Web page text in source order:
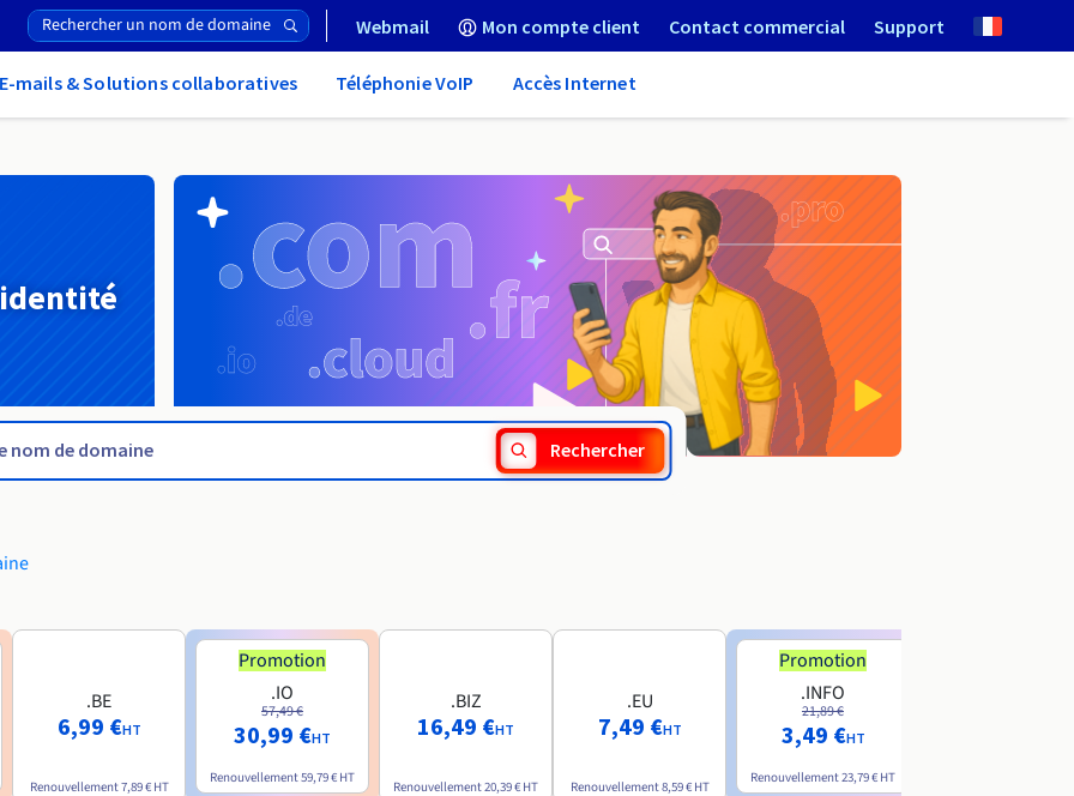
Webmail Mon compte client Contact commercial Support
E-mails & Solutions collaboratives Téléphonie VoIP Accès Internet
Rechercher
.BE
6,99 €HT
Renouvellement7,89 € HT
Promotion
.IO
57,49 €
30,99 €HT
Renouvellement59,79 € HT
.BIZ
16,49 €HT
Renouvellement20,39 € HT
.EU
7,49 €HT
Renouvellement8,59 € HT
Promotion
.INFO
21,89 €
3,49 €HT
Renouvellement23,79 € HT